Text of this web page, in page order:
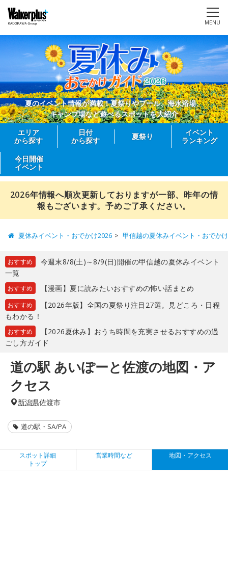
MENU
夏のイベント情報が満載！夏祭りやプール、海水浴場、
キャンプ場など遊べるスポットを大紹介
エリア
から探す
日付
から探す
夏祭り
イベント
ランキング
今日開催
イベント
2026年情報へ順次更新しておりますが一部、昨年の情
報もございます。予めご了承ください。
夏休みイベント・おでかけ2026 甲信越の夏休みイベント・おでか
おすすめ
今週末8/8(土)～8/9(日)開催の甲信越の夏休みイベント
一覧
おすすめ 【漫画】夏に読みたいおすすめの怖い話まとめ
おすすめ
【2026年版】全国の夏祭り注目27選。見どころ・日程
もわかる！
おすすめ
【2026夏休み】おうち時間を充実させるおすすめの過
ごし方ガイド
道の駅 あいぽーと佐渡の地図・ア
クセス
新潟県佐渡市
道の駅・SA/PA
スポット詳細
トップ
営業時間など 地図・アクセス